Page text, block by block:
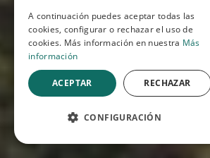
A continuación puedes aceptar todas las
cookies, configurar o rechazar el uso de
cookies. Más información en nuestra Más
información
ACEPTAR RECHAZAR
CONFIGURACIÓN